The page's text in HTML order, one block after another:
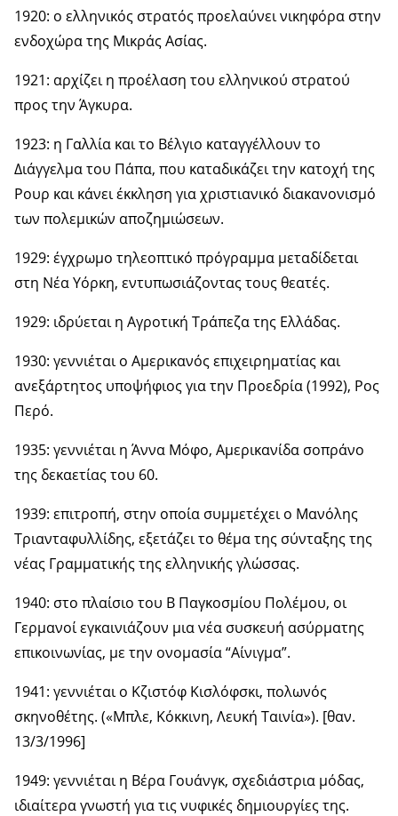
1920: ο ελληνικός στρατός προελαύνει νικηφόρα στην
ενδοχώρα της Μικράς Ασίας.
1921: αρχίζει η προέλαση του ελληνικού στρατού
προς την Άγκυρα.
1923: η Γαλλία και το Βέλγιο καταγγέλλουν το
Διάγγελμα του Πάπα, που καταδικάζει την κατοχή της
Ρουρ και κάνει έκκληση για χριστιανικό διακανονισμό
των πολεμικών αποζημιώσεων.
1929: έγχρωμο τηλεοπτικό πρόγραμμα μεταδίδεται
στη Νέα Υόρκη, εντυπωσιάζοντας τους θεατές.
1929: ιδρύεται η Αγροτική Τράπεζα της Ελλάδας.
1930: γεννιέται ο Αμερικανός επιχειρηματίας και
ανεξάρτητος υποψήφιος για την Προεδρία (1992), Ρος
Περό.
1935: γεννιέται η Άννα Μόφο, Αμερικανίδα σοπράνο
της δεκαετίας του 60.
1939: επιτροπή, στην οποία συμμετέχει ο Μανόλης
Τριανταφυλλίδης, εξετάζει το θέμα της σύνταξης της
νέας Γραμματικής της ελληνικής γλώσσας.
1940: στο πλαίσιο του Β Παγκοσμίου Πολέμου, οι
Γερμανοί εγκαινιάζουν μια νέα συσκευή ασύρματης
επικοινωνίας, με την ονομασία “Αίνιγμα”.
1941: γεννιέται ο Κζιστόφ Κισλόφσκι, πολωνός
σκηνοθέτης. («Μπλε, Κόκκινη, Λευκή Ταινία»). [θαν.
13/3/1996]
1949: γεννιέται η Βέρα Γουάνγκ, σχεδιάστρια μόδας,
ιδιαίτερα γνωστή για τις νυφικές δημιουργίες της.